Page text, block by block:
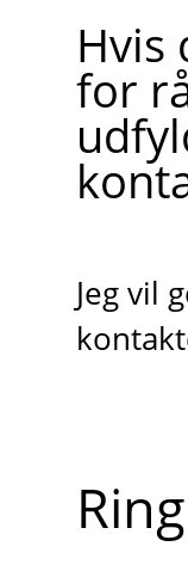
Hvis
for
Jeg vil